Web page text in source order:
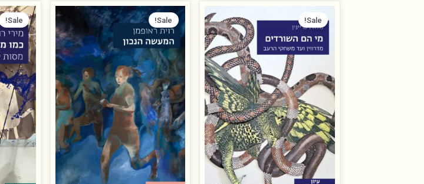
Sale!
המקורי
היה:
₪ 98.00.
הנוכחי
הוא:
₪ 60.00.
Sale!
המחיר
המקורי
היה:
₪ 98.00.
המחיר
הנוכחי
הוא:
₪ 60.00.
Sale!